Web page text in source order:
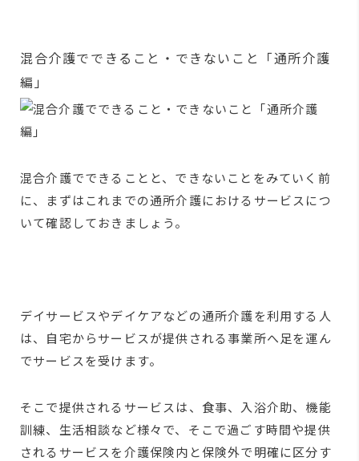
混合介護でできること・できないこと「通所介護
編」
混合介護でできることと、できないことをみていく前
に、まずはこれまでの通所介護におけるサービスにつ
いて確認しておきましょう。
デイサービスやデイケアなどの通所介護を利用する人
は、自宅からサービスが提供される事業所へ足を運ん
でサービスを受けます。
そこで提供されるサービスは、食事、入浴介助、機能
訓練、生活相談など様々で、そこで過ごす時間や提供
されるサービスを介護保険内と保険外で明確に区分す